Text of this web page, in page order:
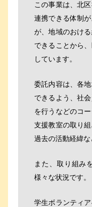
この事業は、北
連携できる体制
が、地域のおけ
できることから
しています。
委託内容は、各
できるよう、社
を行うなどのコ
支援教室の取り
過去の活動経緯な
また、取り組み
様々な状況です。
学生ボランティ